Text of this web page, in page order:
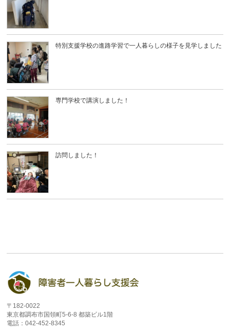
特別支援学校の進路学習で一人暮らしの様子を見学しました
専門学校で講演しました！
訪問しました！
〒182-0022
東京都調布市国領町5-6-8 都築ビル1階
電話：042-452-8345